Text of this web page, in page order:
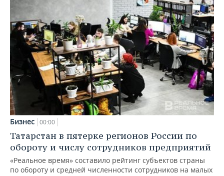
Бизнес 00:00
Татарстан в пятерке регионов России по
обороту и числу сотрудников предприятий
«Реальное время» составило рейтинг субъектов страны
по обороту и средней численности сотрудников на малых